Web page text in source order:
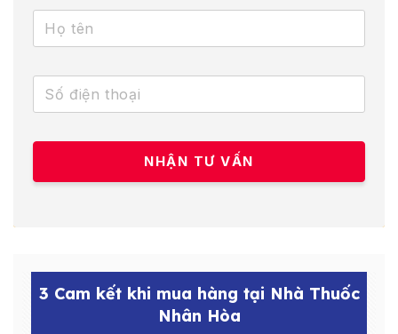
3 Cam kết khi mua hàng tại Nhà Thuốc
Nhân Hòa